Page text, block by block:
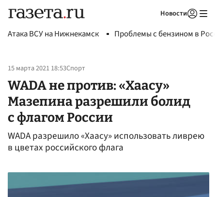
Новости
Атака ВСУ на Нижнекамск Проблемы с бензином в
15 марта 2021 18:53Спорт
WADA не против: «Хаасу»
Мазепина разрешили болид
с флагом России
WADA разрешило «Хаасу» использовать ливрею
в цветах российского флага